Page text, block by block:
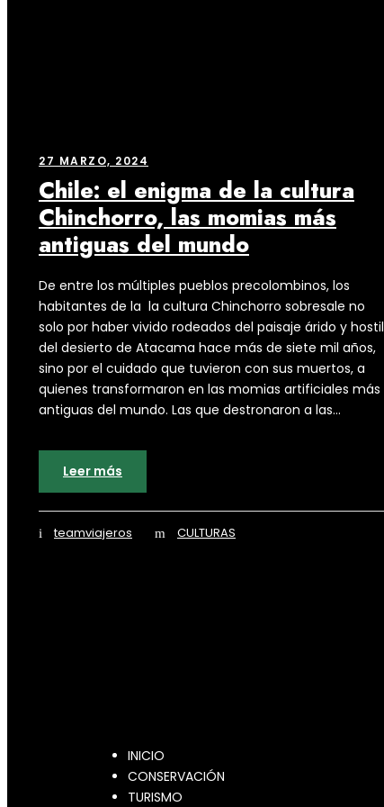
27 MARZO, 2024
Chile: el enigma de la cultura
Chinchorro, las momias más
antiguas del mundo
De entre los múltiples pueblos precolombinos, los
habitantes de la la cultura Chinchorro sobresale no
solo por haber vivido rodeados del paisaje árido y hostil
del desierto de Atacama hace más de siete mil años,
sino por el cuidado que tuvieron con sus muertos, a
quienes transformaron en las momias artificiales más
antiguas del mundo. Las que destronaron a las...
Leer más
teamviajeros CULTURAS
INICIO
CONSERVACIÓN
TURISMO